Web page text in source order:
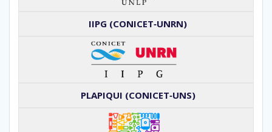
IIPG (CONICET‑UNRN)
PLAPIQUI (CONICET‑UNS)